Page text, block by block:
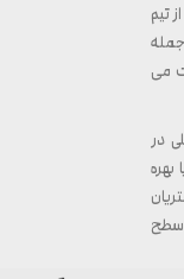
تیم
می
در
بهره
سطح